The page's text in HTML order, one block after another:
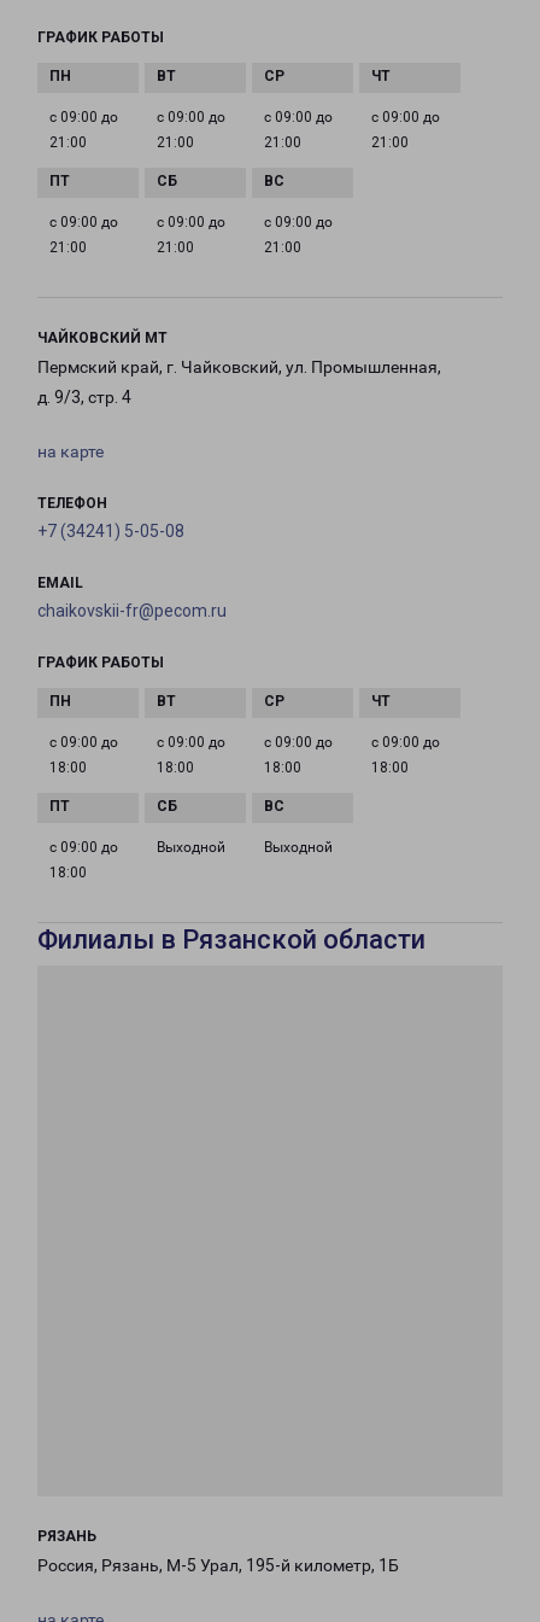
ГРАФИК РАБОТЫ
с 09:00 до
21:00
с 09:00 до
21:00
с 09:00 до
21:00
с 09:00 до
21:00
с 09:00 до
21:00
с 09:00 до
21:00
с 09:00 до
21:00
ЧАЙКОВСКИЙ МТ
Пермский край, г. Чайковский, ул. Промышленная,
д. 9/3, стр. 4
на карте
ТЕЛЕФОН
+7 (34241) 5-05-08
EMAIL
chaikovskii-fr@pecom.ru
ГРАФИК РАБОТЫ
с 09:00 до
18:00
с 09:00 до
18:00
с 09:00 до
18:00
с 09:00 до
18:00
с 09:00 до
18:00
Выходной Выходной
Филиалы в Рязанской области
РЯЗАНЬ
Россия, Рязань, М-5 Урал, 195-й километр, 1Б